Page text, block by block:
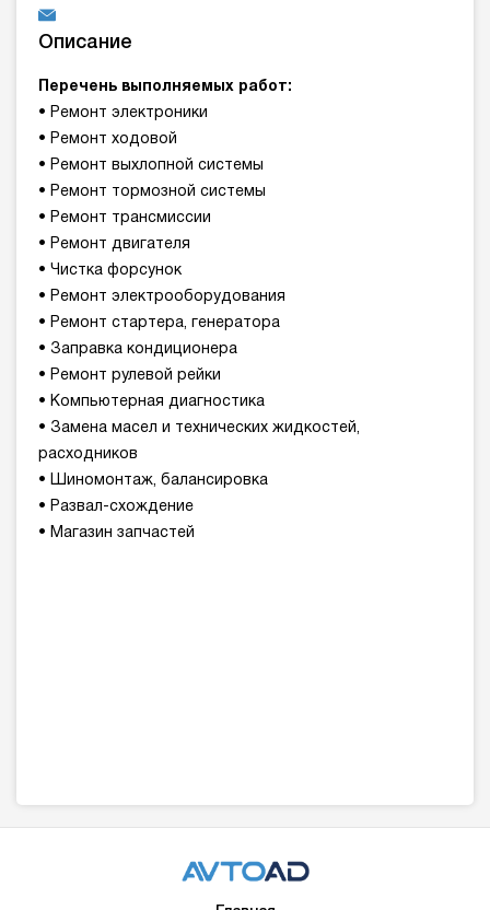
Описание
Перечень выполняемых работ:
• Ремонт электроники
• Ремонт ходовой
• Ремонт выхлопной системы
• Ремонт тормозной системы
• Ремонт трансмиссии
• Ремонт двигателя
• Чистка форсунок
• Ремонт электрооборудования
• Ремонт стартера, генератора
• Заправка кондиционера
• Ремонт рулевой рейки
• Компьютерная диагностика
• Замена масел и технических жидкостей,
расходников
• Шиномонтаж, балансировка
• Развал-схождение
• Магазин запчастей